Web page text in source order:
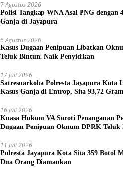
7 Agustus 2026
Polisi Tangkap WNA Asal PNG dengan
Ganja di Jayapura
6 Agustus 2026
Kasus Dugaan Penipuan Libatkan
Teluk Bintuni Naik Penyidikan
17 Juli 2026
Satresnarkoba Polresta Jayapura Kota
Kasus Ganja di Entrop, Sita 93,72
16 Juli 2026
Kuasa Hukum VA Soroti Penanganan
Dugaan Penipuan Oknum DPRK
11 Juli 2026
Polresta Jayapura Kota Sita 359 Botol
Dua Orang Diamankan